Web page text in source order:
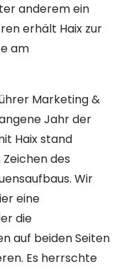
anderem ein
erhält Haix zur
am
Marketing &
Jahr der
Haix stand
des
Wir
eine
die
auf beiden Seiten
Es herrschte